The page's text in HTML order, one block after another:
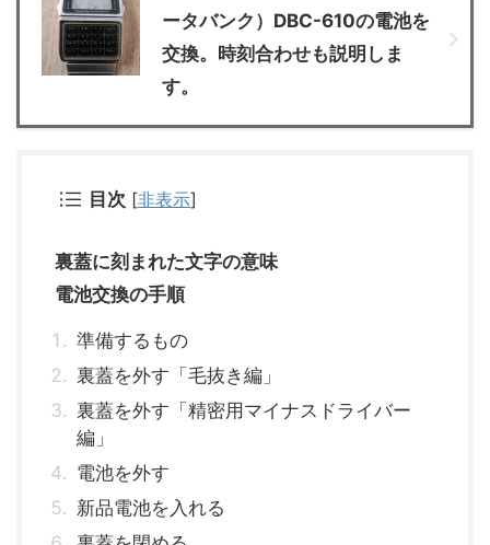
ータバンク）DBC-610の電池を
交換。時刻合わせも説明しま
す。
目次 [非表示]
裏蓋に刻まれた文字の意味
電池交換の手順
準備するもの
裏蓋を外す「毛抜き編」
裏蓋を外す「精密用マイナスドライバー
編」
電池を外す
新品電池を入れる